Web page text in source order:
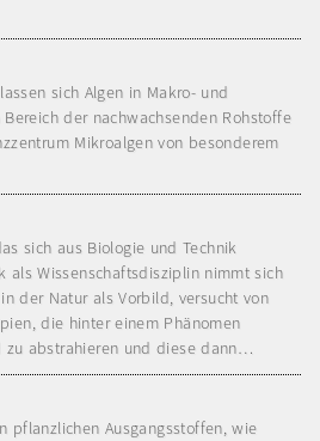
sich Algen in Makro- und
der nachwachsenden Rohstoffe
Mikroalgen von besonderem
sich aus Biologie und Technik
als Wissenschaftsdisziplin nimmt sich
der Natur als Vorbild, versucht von
die hinter einem Phänomen
zu abstrahieren und diese dann…
pflanzlichen Ausgangsstoffen, wie